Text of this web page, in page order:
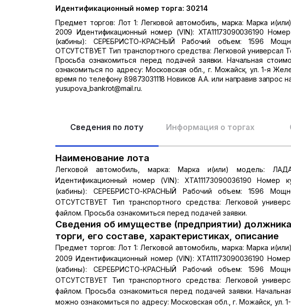
Идентификационный номер торга: 30214
Предмет торгов: Лот 1: Легковой автомобиль, марка: Марка
2009 Идентификационный номер (VIN): XTA11173090036190
(кабины): СЕРЕБРИСТО-КРАСНЫЙ Рабочий объем: 1596
ОТСУТСТВУЕТ Тип транспортного средства: Легковой универсал
Просьба ознакомиться перед подачей заявки. Начальная
ознакомиться по адресу: Московская обл., г. Можайск, ул. 1-я
время по телефону 89873031118 Новиков А.А. или направив запрос
yusupova_bankrot@mail.ru.
Сведения по лоту Информация о торгах
Наименование лота
Легковой автомобиль, марка: Марка и(или) модель:
Идентификационный номер (VIN): XTA11173090036190 Номер
(кабины): СЕРЕБРИСТО-КРАСНЫЙ Рабочий объем: 1596
ОТСУТСТВУЕТ Тип транспортного средства: Легковой
файлом. Просьба ознакомиться перед подачей заявки.
Сведения об имуществе (предприятии)
торги, его составе, характеристиках, описание
Предмет торгов: Лот 1: Легковой автомобиль, марка: Марка
2009 Идентификационный номер (VIN): XTA11173090036190
(кабины): СЕРЕБРИСТО-КРАСНЫЙ Рабочий объем: 1596
ОТСУТСТВУЕТ Тип транспортного средства: Легковой
файлом. Просьба ознакомиться перед подачей заявки.
можно ознакомиться по адресу: Московская обл., г. Можайск, ул.